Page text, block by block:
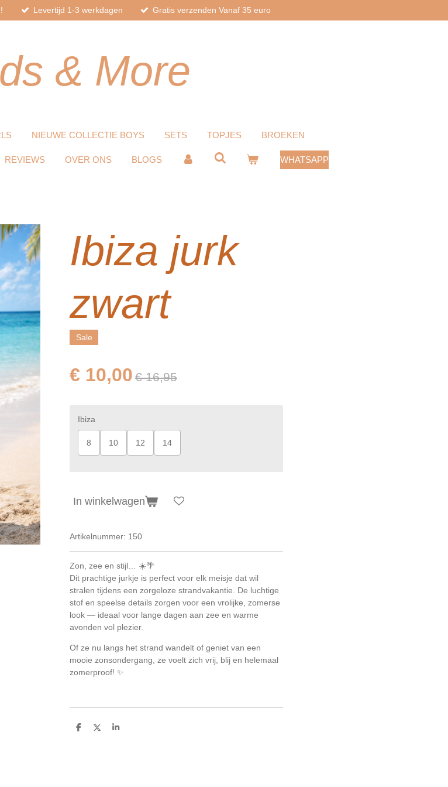
Levertijd 1-3 werkdagen Gratis verzenden Vanaf 35 euro
& More
NIEUWE COLLECTIE BOYS SETS TOPJES BROEKEN
REVIEWS OVER ONS BLOGS WHATSAPP
Ibiza jurk
zwart
Sale
€ 10,00 € 16,95
Ibiza
8 10 12 14
In winkelwagen
Artikelnummer: 150
Zon, zee en stijl… ☀️🌴
Dit prachtige jurkje is perfect voor elk meisje dat wil
stralen tijdens een zorgeloze strandvakantie. De luchtige
stof en speelse details zorgen voor een vrolijke, zomerse
look — ideaal voor lange dagen aan zee en warme
avonden vol plezier.
Of ze nu langs het strand wandelt of geniet van een
mooie zonsondergang, ze voelt zich vrij, blij en helemaal
zomerproof! ✨
D
D
S